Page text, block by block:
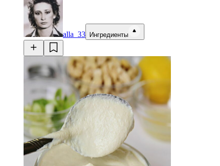
alla_33 Ингредиенты